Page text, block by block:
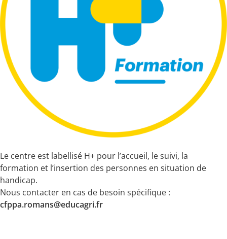
Le centre est labellisé H+ pour l’accueil, le suivi, la
formation et l’insertion des personnes en situation de
handicap.
Nous contacter en cas de besoin spécifique :
cfppa.romans@educagri.fr